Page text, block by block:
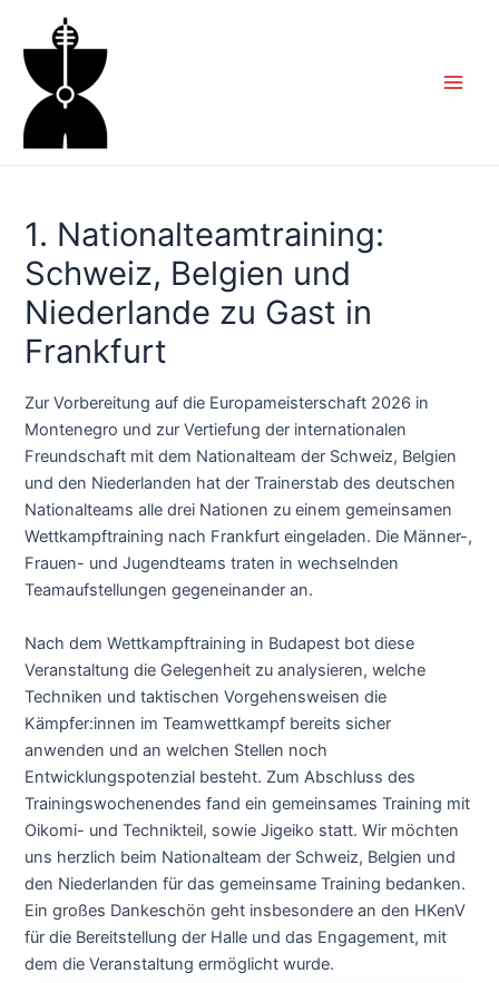
springen
1. Nationalteamtraining:
Schweiz, Belgien und
Niederlande zu Gast in
Frankfurt
Zur Vorbereitung auf die Europameisterschaft 2026 in
Montenegro und zur Vertiefung der internationalen
Freundschaft mit dem Nationalteam der Schweiz, Belgien
und den Niederlanden hat der Trainerstab des deutschen
Nationalteams alle drei Nationen zu einem gemeinsamen
Wettkampftraining nach Frankfurt eingeladen. Die Männer-,
Frauen- und Jugendteams traten in wechselnden
Teamaufstellungen gegeneinander an.
Nach dem Wettkampftraining in Budapest bot diese
Veranstaltung die Gelegenheit zu analysieren, welche
Techniken und taktischen Vorgehensweisen die
Kämpfer:innen im Teamwettkampf bereits sicher
anwenden und an welchen Stellen noch
Entwicklungspotenzial besteht. Zum Abschluss des
Trainingswochenendes fand ein gemeinsames Training mit
Oikomi- und Technikteil, sowie Jigeiko statt. Wir möchten
uns herzlich beim Nationalteam der Schweiz, Belgien und
den Niederlanden für das gemeinsame Training bedanken.
Ein großes Dankeschön geht insbesondere an den HKenV
für die Bereitstellung der Halle und das Engagement, mit
dem die Veranstaltung ermöglicht wurde.